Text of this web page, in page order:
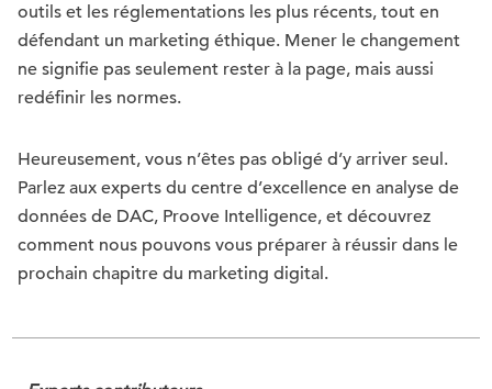
outils et les réglementations les plus récents, tout en
défendant un marketing éthique. Mener le changement
ne signifie pas seulement rester à la page, mais aussi
redéfinir les normes.
Heureusement, vous n’êtes pas obligé d’y arriver seul.
Parlez aux experts du centre d’excellence en analyse de
données de DAC, Proove Intelligence, et découvrez
comment nous pouvons vous préparer à réussir dans le
prochain chapitre du marketing digital.